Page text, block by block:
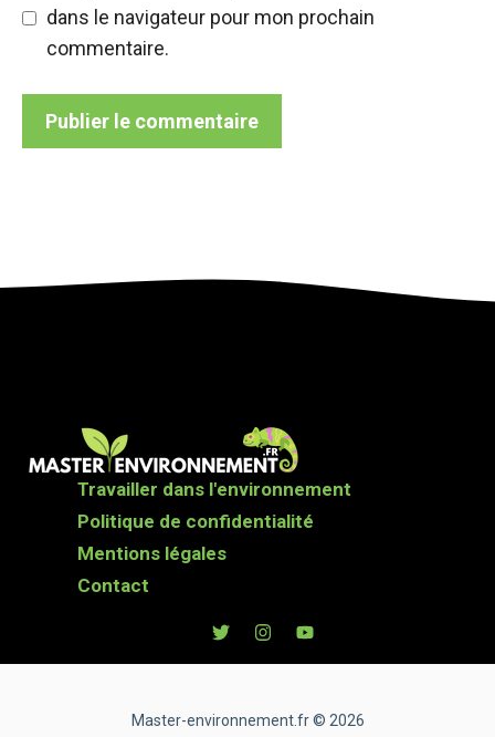
dans le navigateur pour mon prochain
commentaire.
Travailler dans l'environnement
Politique de confidentialité
Mentions légales
Contact
Master-environnement.fr © 2026